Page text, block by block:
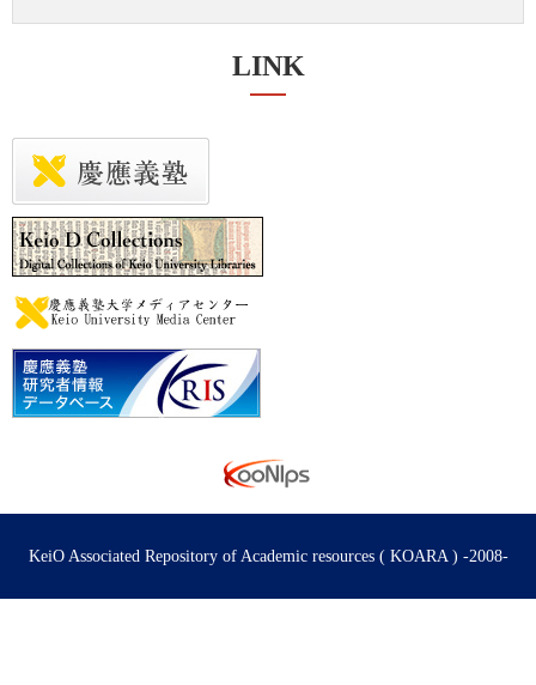
LINK
KeiO Associated Repository of Academic resources ( KOARA ) -2008-